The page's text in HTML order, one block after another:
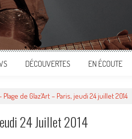
DÉCOUVERTES EN ÉCOUTE
Plage de Glaz’Art – Paris, jeudi 24 juillet 2014
24 Juillet 2014